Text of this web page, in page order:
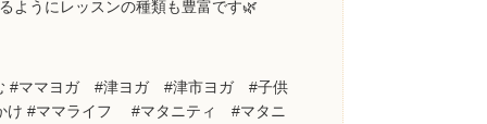
ようにレッスンの種類も豊富です🌿
#ママヨガ #津ヨガ #津市ヨガ #子供
け #ママライフ #マタニティ #マタニ